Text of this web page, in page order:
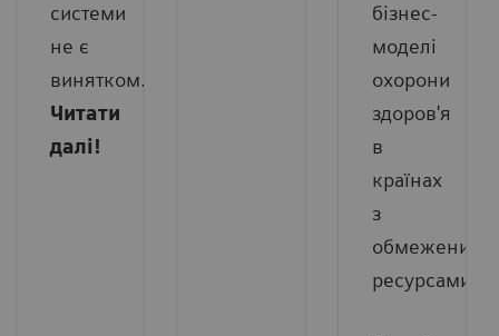
системи
не є
винятком.
Читати
далі!
бізнес-
моделі
охорони
здоров'я
в
країнах
з
обмеженими
ресурсами.